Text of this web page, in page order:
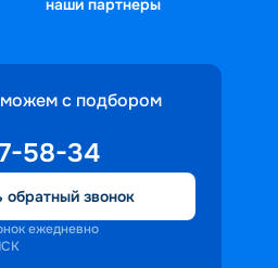
наши партнеры
с подбором
58-34
обратный звонок
ежедневно